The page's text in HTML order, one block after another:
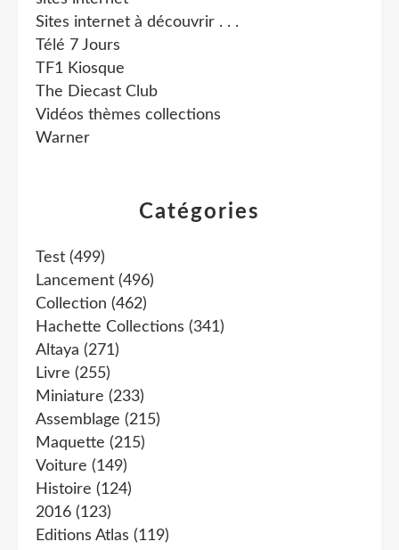
Catégories
Test (499)
Lancement (496)
Collection (462)
Hachette Collections (341)
Altaya (271)
Livre (255)
Miniature (233)
Assemblage (215)
Maquette (215)
Voiture (149)
Histoire (124)
2016 (123)
Editions Atlas (119)
Sites internet à découvrir . . .
Télé 7 Jours
TF1 Kiosque
The Diecast Club
Vidéos thèmes collections
Warner